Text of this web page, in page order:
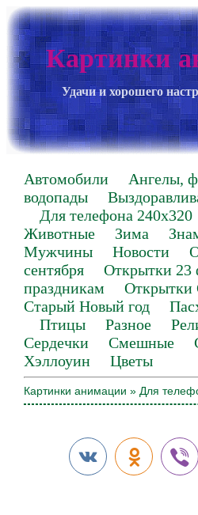
Картинки
Удачи и хорошего
Автомобили Ангелы,
водопады
Для телефона 240х320
Животные
Зима
Мужчины
Новости
сентября
Открытки 23
праздникам
Открытки
Старый Новый год
Птицы
Разное
Сердечки
Смешные
Хэллоуин
Цветы
Картинки анимации » Для